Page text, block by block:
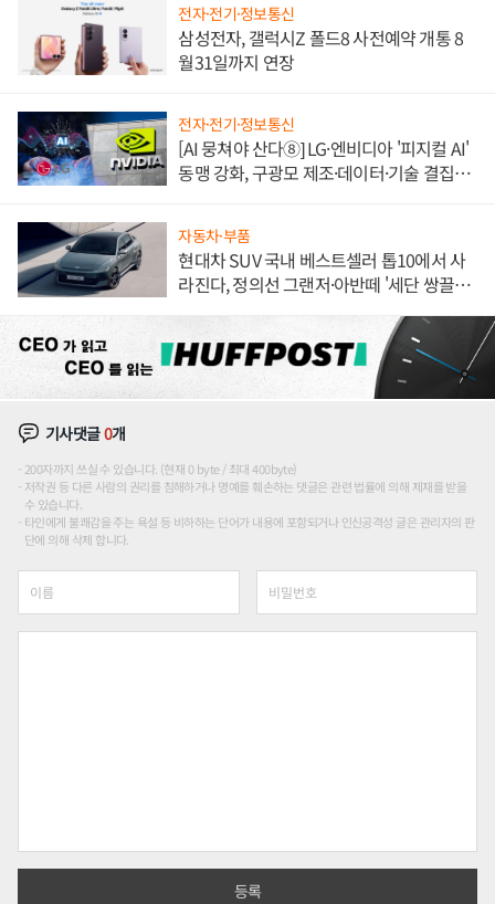
전자·전기·정보통신
삼성전자, 갤럭시Z 폴드8 사전예약 개통 8
월31일까지 연장
전자·전기·정보통신
[AI 뭉쳐야 산다⑧] LG·엔비디아 '피지컬 AI'
동맹 강화, 구광모 제조·데이터·기술 결집
자동차·부품
현대차 SUV 국내 베스트셀러 톱10에서 사
라진다, 정의선 그랜저·아반떼 '세단 쌍끌
기사댓글0개
200자까지 쓰실 수 있습니다. (현재 0 byte / 최대 400byte)
저작권 등 다른 사람의 권리를 침해하거나 명예를 훼손하는 댓글은 관련 법률에 의해 제재를 받을
수 있습니다.
타인에게 불쾌감을 주는 욕설 등 비하하는 단어가 내용에 포함되거나 인신공격성 글은 관리자의 판
단에 의해 삭제 합니다.